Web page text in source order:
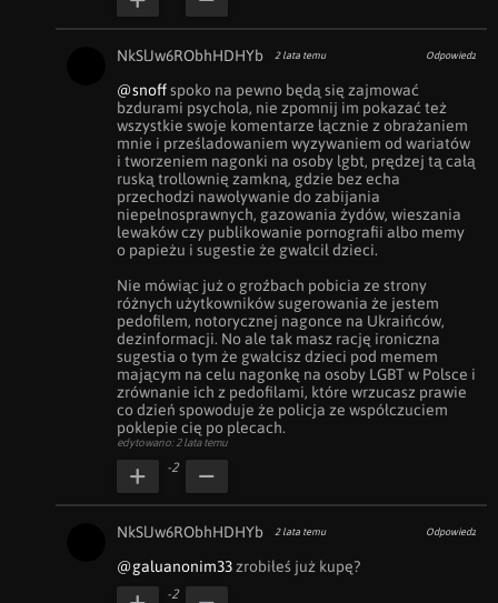
NkSlJw6RObhHDHYb 2 lata temu Odpowiedz
@snoff spoko na pewno będą się zajmować
bzdurami psychola, nie zpomnij im pokazać też
wszystkie swoje komentarze łącznie z obrażaniem
mnie i prześladowaniem wyzywaniem od wariatów
i tworzeniem nagonki na osoby lgbt, prędzej tą całą
ruską trollownię zamkną, gdzie bez echa
przechodzi nawoływanie do zabijania
niepełnosprawnych, gazowania żydów, wieszania
lewaków czy publikowanie pornografii albo memy
o papieżu i sugestie że gwałcił dzieci.
Nie mówiąc już o groźbach pobicia ze strony
różnych użytkowników sugerowania że jestem
pedofilem, notorycznej nagonce na Ukraińców,
dezinformacji. No ale tak masz rację ironiczna
sugestia o tym że gwałcisz dzieci pod memem
mającym na celu nagonkę na osoby LGBT w Polsce i
zrównanie ich z pedofilami, które wrzucasz prawie
co dzień spowoduje że policja ze współczuciem
poklepie cię po plecach.
edytowano: 2 lata temu
-2
NkSlJw6RObhHDHYb 2 lata temu Odpowiedz
@galuanonim33 zrobiłeś już kupę?
-2